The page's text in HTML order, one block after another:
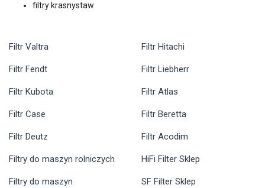
filtry krasnystaw
Filtr Valtra
Filtr Fendt
Filtr Kubota
Filtr Case
Filtr Deutz
Filtr Hitachi
Filtr Liebherr
Filtr Atlas
Filtr Beretta
Filtr Acodim
Filtry do maszyn rolniczych
Filtry do maszyn
HiFi Filter Sklep
SF Filter Sklep